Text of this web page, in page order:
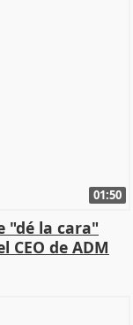
01:50
"dé la cara"
de ADM